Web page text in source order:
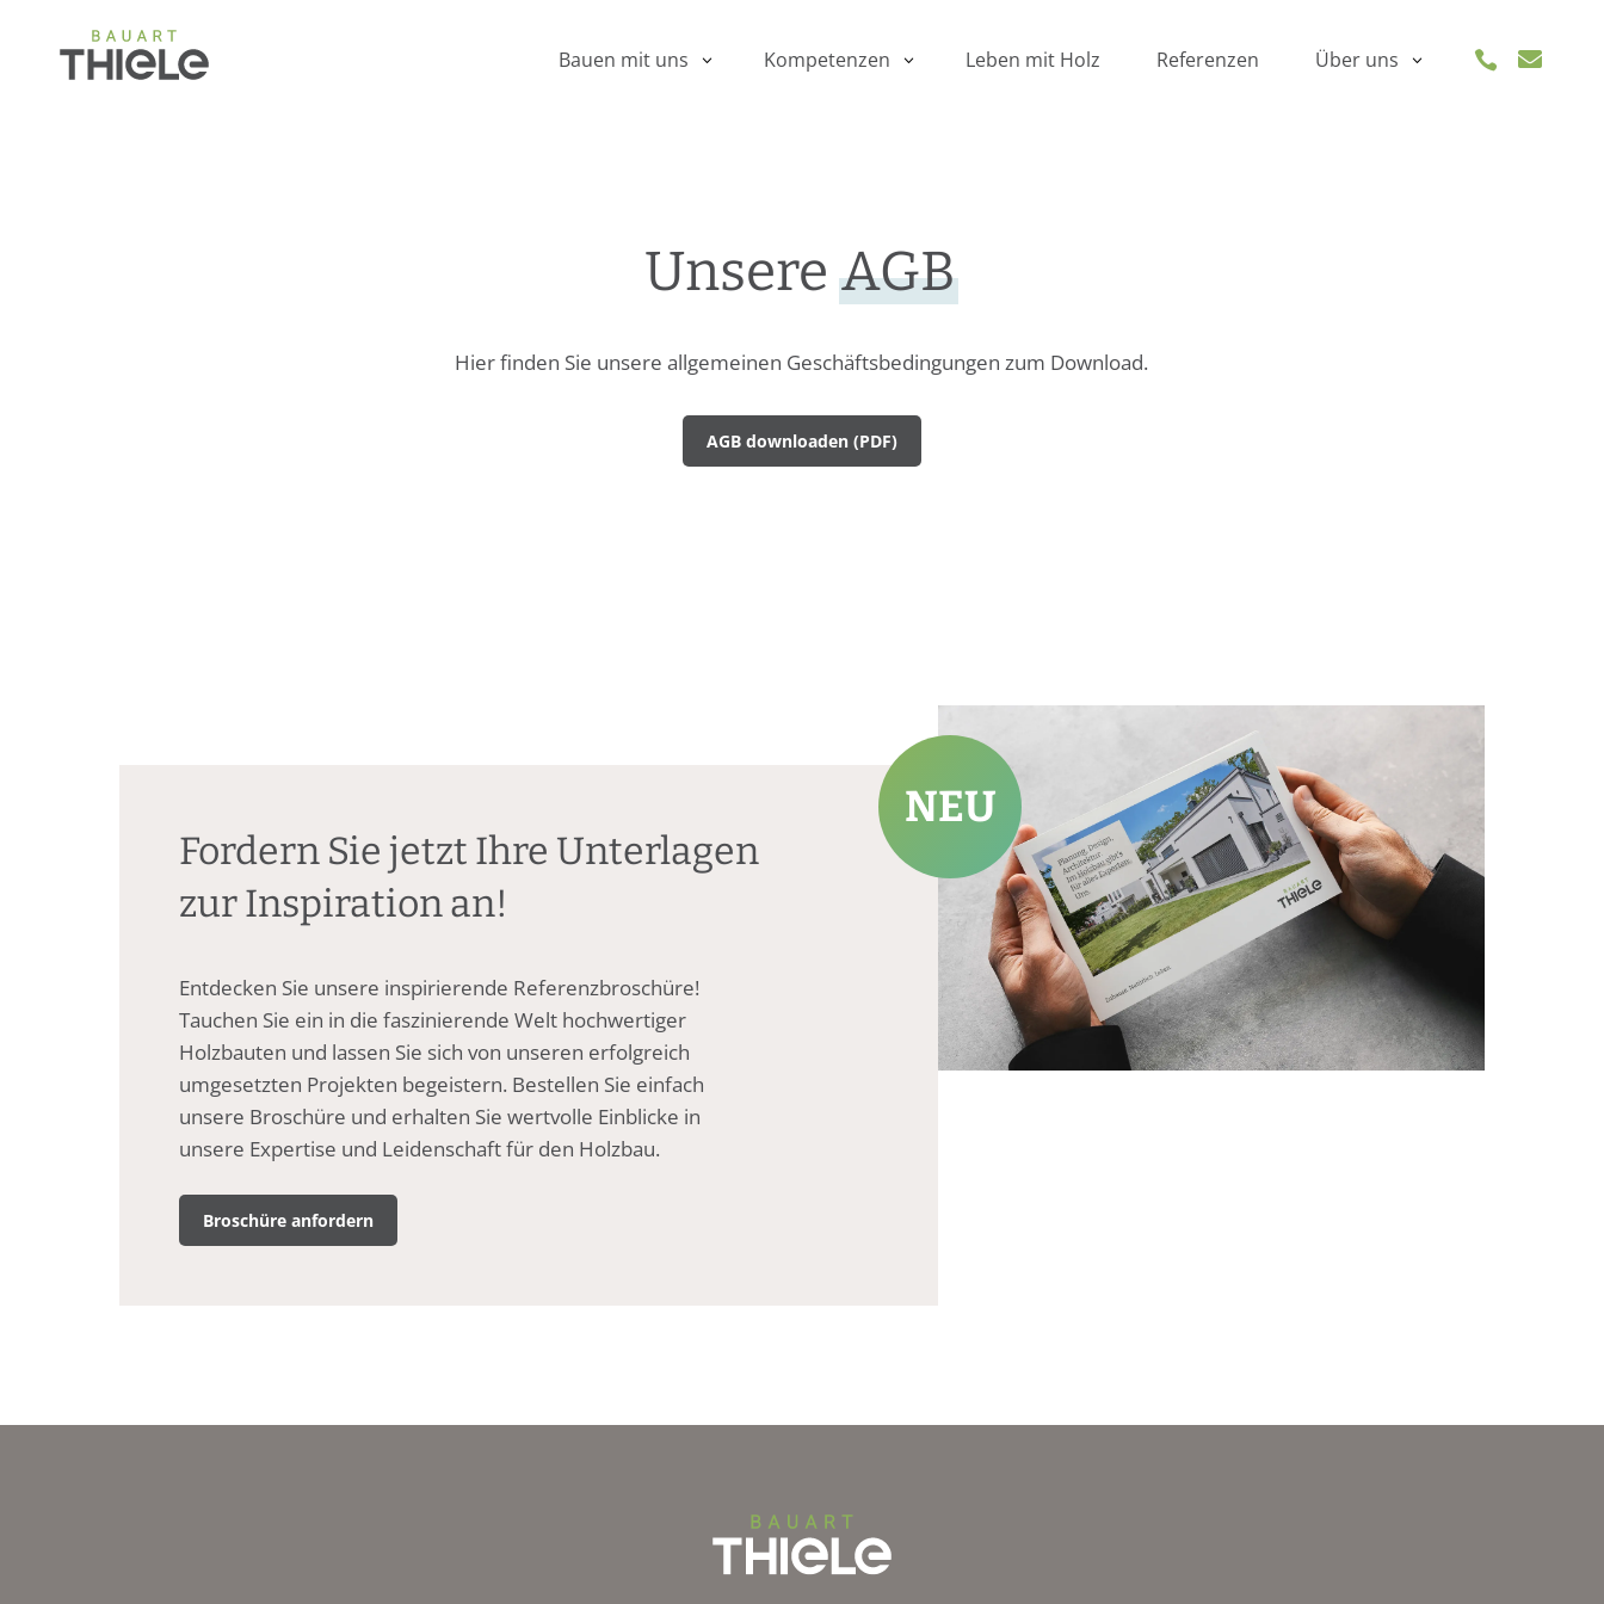
Bauen mit uns Kompetenzen Leben mit Holz Referenzen Über uns  
UnsereAGB
Hier finden Sie unsere allgemeinen Geschäfts­bedingungen zum Download.
AGB downloaden (PDF)
Fordern Sie jetzt Ihre Unterlagen
zur Inspiration an!
Entdecken Sie unsere inspirierende Referenzbroschüre!
Tauchen Sie ein in die faszinierende Welt hochwertiger
Holzbauten und lassen Sie sich von unseren erfolgreich
umgesetzten Projekten begeistern. Bestellen Sie einfach
unsere Broschüre und erhalten Sie wertvolle Einblicke in
unsere Expertise und Leidenschaft für den Holzbau.
Broschüre anfordern
NEU